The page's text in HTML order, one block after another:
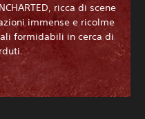
ricca di scene
immense e ricolme
formidabili in cerca di